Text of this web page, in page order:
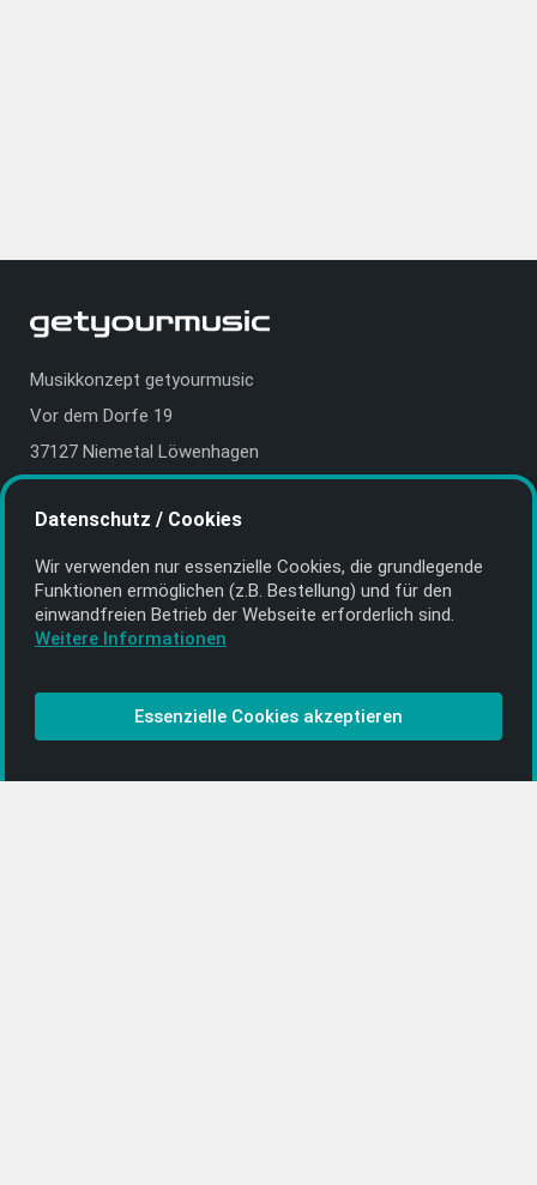
Musikkonzept getyourmusic
Vor dem Dorfe 19
37127 Niemetal Löwenhagen
E-Mail:info@getyourmusic.de
Alle Informationen
Kontakt
CD-Anbieter werden
CD-Anbieter-Login
Datenschutz / Cookies
Wir verwenden nur essenzielle Cookies, die grund­legende
Funktionen ermöglichen (z.B. Bestellung) und für den
einwand­freien Betrieb der Webseite erforderlich sind.
Weitere Informationen
Essenzielle Cookies akzeptieren